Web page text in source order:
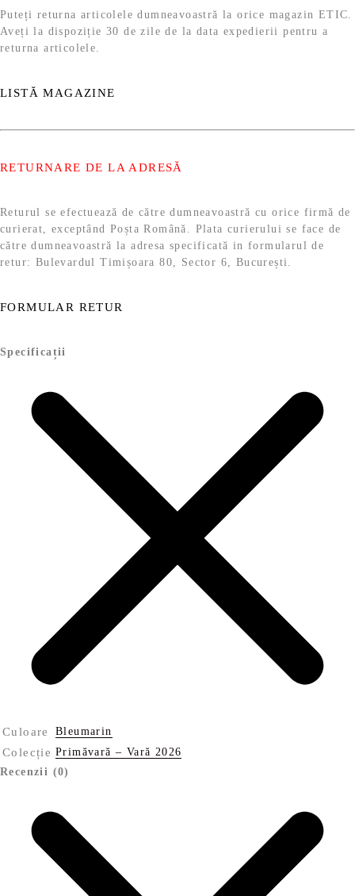
Puteți returna articolele dumneavoastră la orice magazin ETIC.
Aveți la dispoziție 30 de zile de la data expedierii pentru a
returna articolele.
LISTĂ MAGAZINE
RETURNARE DE LA ADRESĂ
Returul se efectuează de către dumneavoastră cu orice firmă de
curierat, exceptând Poșta Română. Plata curierului se face de
către dumneavoastră la adresa specificată in formularul de
retur: Bulevardul Timișoara 80, Sector 6, București.
FORMULAR RETUR
Specificații
Culoare Bleumarin
Colecție Primăvară – Vară 2026
Recenzii (0)